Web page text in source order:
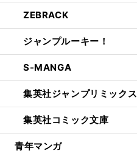
ZEBRACK
ジャンプルーキー！
S-MANGA
集英社ジャンプリミックス
集英社コミック文庫
青年マンガ